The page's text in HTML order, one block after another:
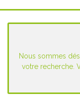
Nous sommes
votre recherche.